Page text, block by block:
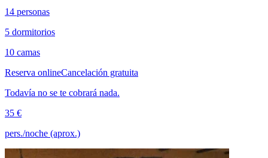
14 personas
5 dormitorios
10 camas
Reserva onlineCancelación gratuita
Todavía no se te cobrará nada.
35 €
pers./noche (aprox.)